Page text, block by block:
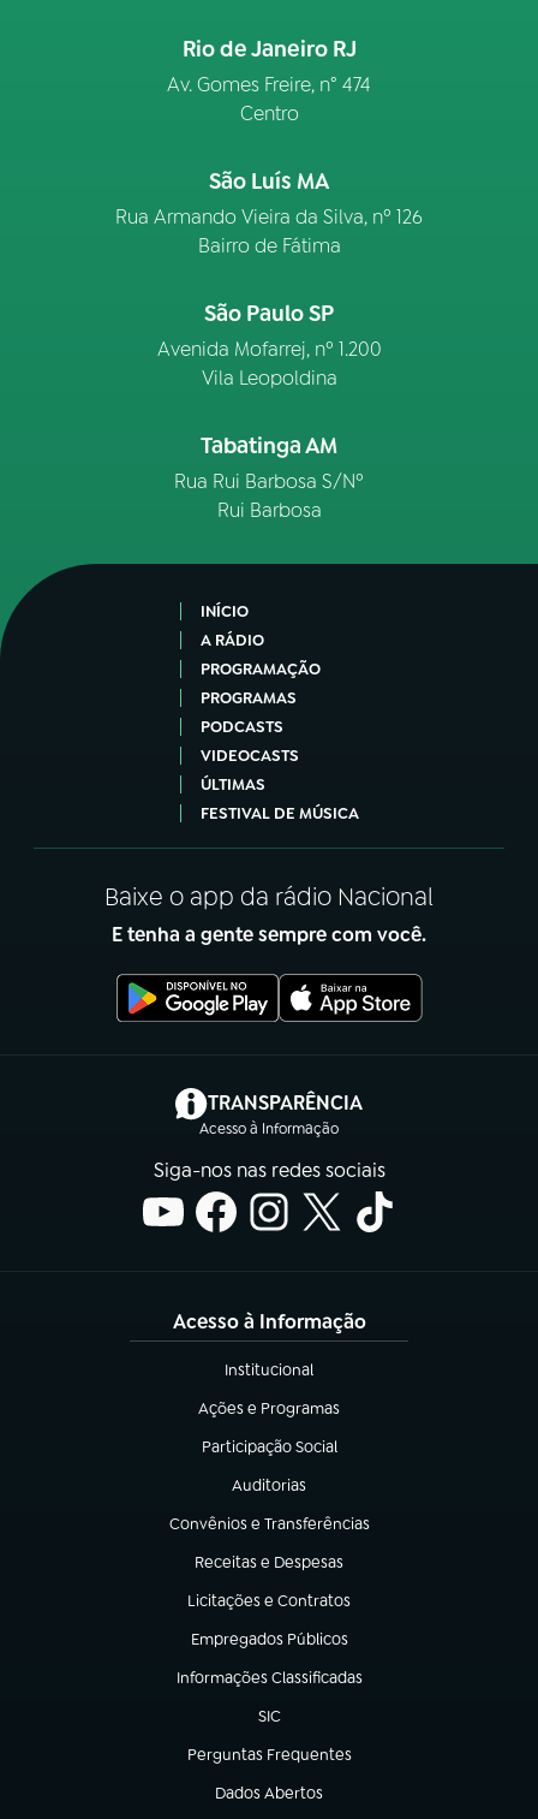
Rio de Janeiro RJ
Av. Gomes Freire, n° 474
Centro
São Luís MA
Rua Armando Vieira da Silva, nº 126
Bairro de Fátima
São Paulo SP
Avenida Mofarrej, nº 1.200
Vila Leopoldina
Tabatinga AM
Rua Rui Barbosa S/Nº
Rui Barbosa
INÍCIO
A RÁDIO
PROGRAMAÇÃO
PROGRAMAS
PODCASTS
VIDEOCASTS
ÚLTIMAS
FESTIVAL DE MÚSICA
Baixe o app da rádio Nacional
E tenha a gente sempre com você.
TRANSPARÊNCIA
Acesso à Informação
(abre em nova aba)
Siga-nos nas redes sociais
Acesso à Informação
Institucional
(abre em nova aba)
Ações e Programas
(abre em nova aba)
Participação Social
(abre em nova aba)
Auditorias
(abre em nova aba)
Convênios e Transferências
(abre em nova aba)
Receitas e Despesas
(abre em nova aba)
Licitações e Contratos
(abre em nova aba)
Empregados Públicos
(abre em nova aba)
Informações Classificadas
(abre em nova aba)
SIC
(abre em nova aba)
Perguntas Frequentes
(abre em nova aba)
Dados Abertos
(abre em nova aba)